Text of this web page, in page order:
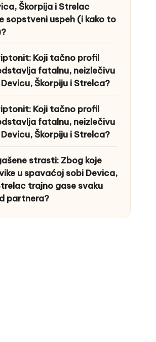
Škorpija i Strelac
sopstveni uspeh (i kako to
Koji tačno profil
fatalnu, neizlečivu
Škorpiju i Strelca?
Koji tačno profil
fatalnu, neizlečivu
Škorpiju i Strelca?
strasti: Zbog koje
u spavaćoj sobi Devica,
trajno gase svaku
partnera?